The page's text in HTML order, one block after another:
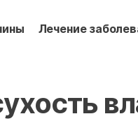
Лечение